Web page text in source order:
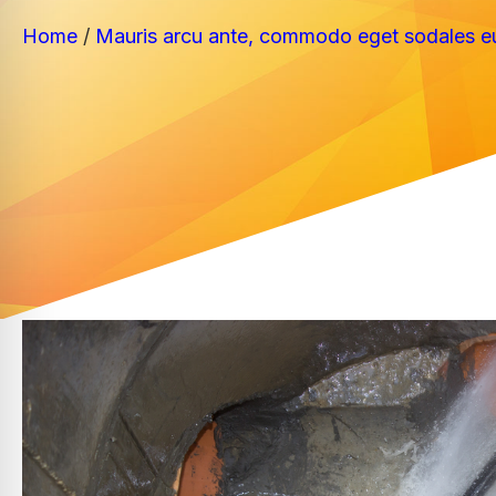
Home / Mauris arcu ante, commodo eget sodales